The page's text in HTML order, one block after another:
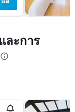
ละการ